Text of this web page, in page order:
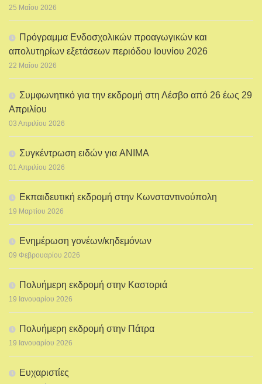
25 Μαΐου 2026
Πρόγραμμα Ενδοσχολικών προαγωγικών και
απολυτηρίων εξετάσεων περιόδου Ιουνίου 2026
22 Μαΐου 2026
Συμφωνητικό για την εκδρομή στη Λέσβο από 26 έως 29
Απριλίου
03 Απριλίου 2026
Συγκέντρωση ειδών για ANIMA
01 Απριλίου 2026
Εκπαιδευτική εκδρομή στην Κωνσταντινούπολη
19 Μαρτίου 2026
Ενημέρωση γονέων/κηδεμόνων
09 Φεβρουαρίου 2026
Πολυήμερη εκδρομή στην Καστοριά
19 Ιανουαρίου 2026
Πολυήμερη εκδρομή στην Πάτρα
19 Ιανουαρίου 2026
Ευχαριστίες